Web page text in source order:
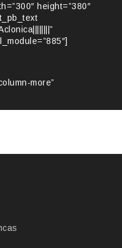
height=”380″
more”